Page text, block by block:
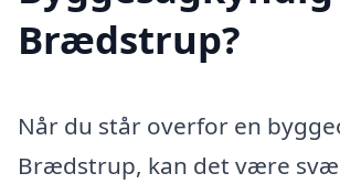
Brædstrup?
Når du står overfor en
Brædstrup, kan det være